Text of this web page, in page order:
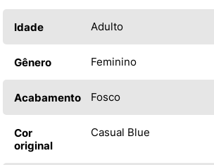
Idade Adulto
Gênero Feminino
Acabamento Fosco
Cor
original
Casual Blue